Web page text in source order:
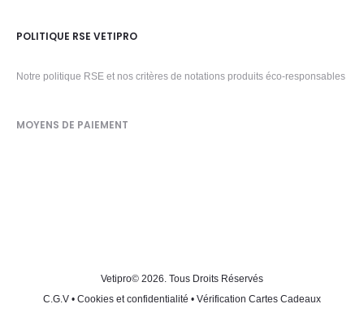
POLITIQUE RSE VETIPRO
Notre politique RSE et nos critères de notations produits éco-responsables
MOYENS DE PAIEMENT
Vetipro© 2026. Tous Droits Réservés
C.G.V • Cookies et confidentialité • Vérification Cartes Cadeaux